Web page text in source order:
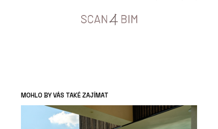
MOHLO BY VÁS TAKÉ ZAJÍMAT